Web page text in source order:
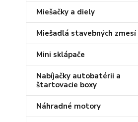
Miešačky a diely
Miešadlá stavebných zmesí
Mini sklápače
Nabíjačky autobatérii a
štartovacie boxy
Náhradné motory